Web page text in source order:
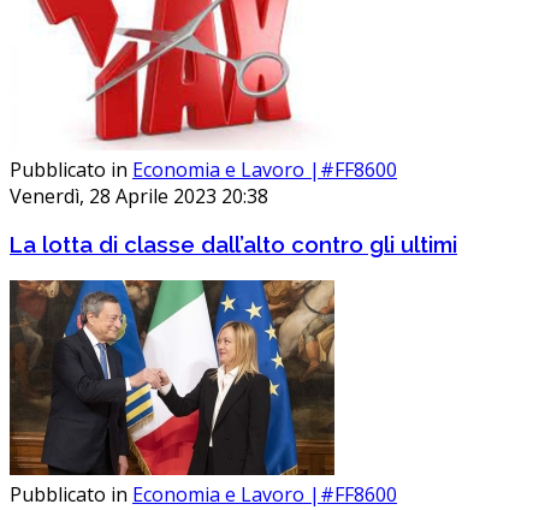
Pubblicato in Economia e Lavoro |#FF8600
Venerdì, 28 Aprile 2023 20:38
La lotta di classe dall’alto contro gli ultimi
Pubblicato in Economia e Lavoro |#FF8600